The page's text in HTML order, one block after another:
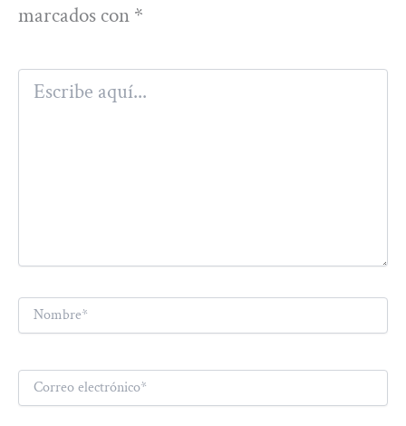
marcados con *
Escribe
aquí...
Nombre*
Correo
electrónico*